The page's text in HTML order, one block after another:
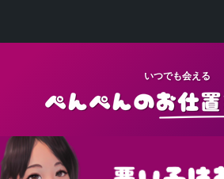
いつでも会える